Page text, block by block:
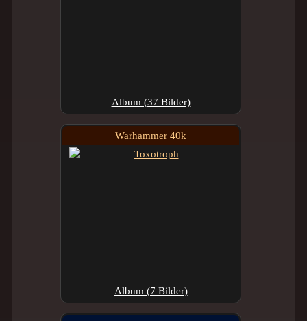
Album (37 Bilder)
Warhammer 40k
Album (7 Bilder)